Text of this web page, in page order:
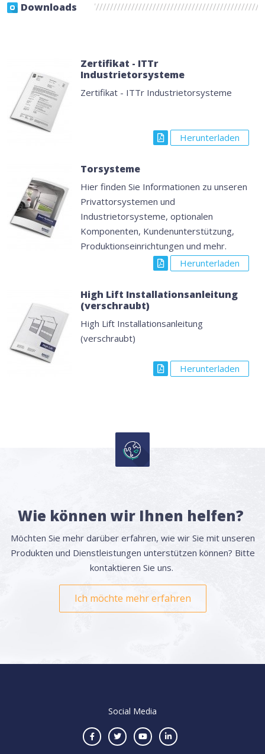
Downloads
Zertifikat - ITTr
Industrietorsysteme
Zertifikat - ITTr Industrietorsysteme
Herunterladen
Torsysteme
Hier finden Sie Informationen zu unseren
Privattorsystemen und
Industrietorsysteme, optionalen
Komponenten, Kundenunterstützung,
Produktionseinrichtungen und mehr.
Herunterladen
High Lift Installationsanleitung
(verschraubt)
High Lift Installationsanleitung
(verschraubt)
Herunterladen
Wie können wir Ihnen helfen?
Möchten Sie mehr darüber erfahren, wie wir Sie mit unseren
Produkten und Dienstleistungen unterstützen können? Bitte
kontaktieren Sie uns.
Ich möchte mehr erfahren
Social Media